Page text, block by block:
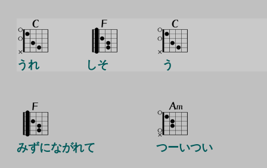
うれ しそ う
みずにながれて つーいつい